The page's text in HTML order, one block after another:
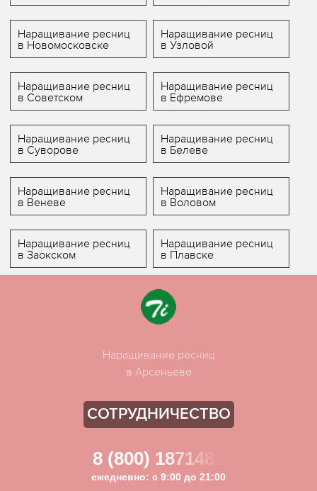
Наращивание ресниц
в Новомосковске
Наращивание ресниц
в Узловой
Наращивание ресниц
в Советском
Наращивание ресниц
в Ефремове
Наращивание ресниц
в Суворове
Наращивание ресниц
в Белеве
Наращивание ресниц
в Веневе
Наращивание ресниц
в Воловом
Наращивание ресниц
в Заокском
Наращивание ресниц
в Плавске
Наращивание ресниц
в Арсеньеве
СОТРУДНИЧЕСТВО
8 (800) 1871481
ежедневно: с 9:00 до 21:00